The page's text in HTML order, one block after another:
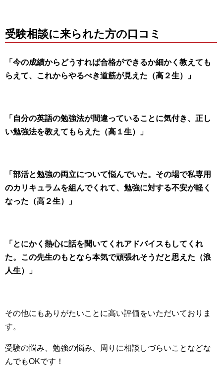
受験相談に来られた方の口コミ
「今の成績からどうすれば合格ができるか細かく教えても
らえて、これからやるべき道筋が見えた（高２生）」
「自分の英語の勉強法が間違っていることに気付き、 正し
い勉強法を教えてもらえた（高１生）」
「部活と勉強の両立について悩んでいた。 その場で私専用
のカリキュラムを組んでくれて、 勉強に対する不安が軽く
なった（高２生）」
「とにかく熱心に話を聞いてくれアドバイスもしてくれ
た。この先生のもとなら本気で頑張れそうだと思えた（浪
人生）」
その他にもありがたいことに高い評価をいただいておりま
す。
受験の悩み、勉強の悩み、周りに相談しづらいことなどな
んでもOKです！